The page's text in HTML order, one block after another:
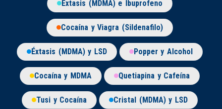
Éxtasis (MDMA) e Ibuprofeno
Cocaína y Viagra (Sildenafilo)
Éxtasis (MDMA) y LSD Popper y Alcohol
Cocaína y MDMA Quetiapina y Cafeína
Tusi y Cocaína Cristal (MDMA) y LSD